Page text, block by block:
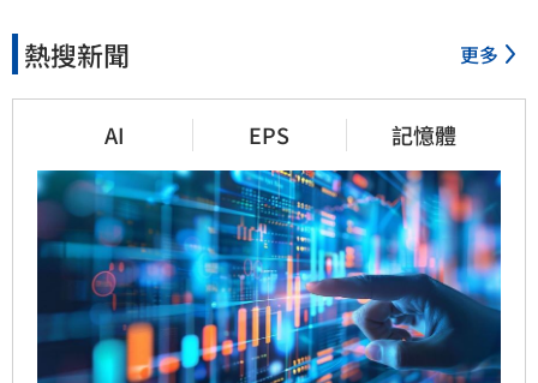
熱搜新聞 更多
AI EPS 記憶體